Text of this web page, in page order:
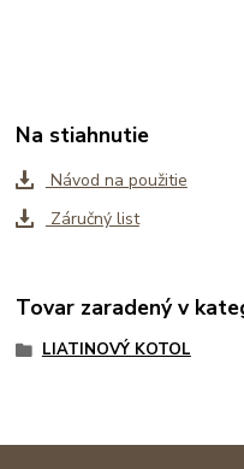
Na stiahnutie
Návod na použitie
Záručný list
Tovar zaradený v
LIATINOVÝ KOTOL